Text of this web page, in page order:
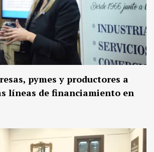
pymes y productores a
líneas de financiamiento en